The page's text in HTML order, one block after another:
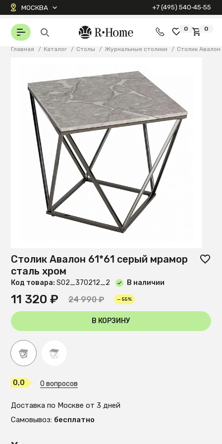
МОСКВА +7 (495) 540‑45‑55
0 0
Главная / Каталог / Столы / Журнальные столики / Столик
Столик Авалон 61*61 серый мрамор
сталь хром
Код товара: S02_370212_2 В наличии
11 320 ₽ 24 990 ₽ — 55%
В КОРЗИНУ
0,0 0 вопросов
Доставка по Москве от 3 дней
Самовывоз: бесплатно